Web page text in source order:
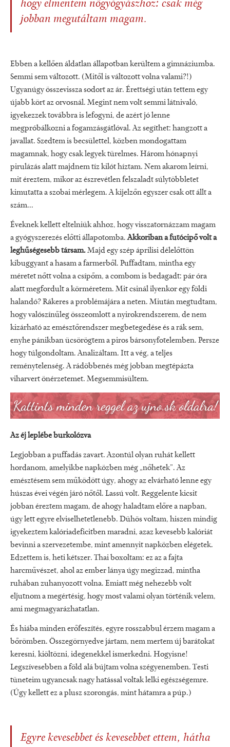
hogy elmentem nőgyógyászhoz: csak még
jobban megutáltam magam.
Ebben a kellően áldatlan állapotban kerültem a gimnáziumba.
Semmi sem változott. (Mitől is változott volna valami?!)
Ugyanúgy összevissza sodort az ár. Érettségi után tettem egy
újabb kört az orvosnál. Megint nem volt semmi látnivaló,
igyekezzek továbbra is lefogyni, de azért jó lenne
megpróbálkozni a fogamzásgátlóval. Az segíthet: hangzott a
javallat. Szedtem is becsülettel, közben mondogattam
magamnak, hogy csak legyek türelmes. Három hónapnyi
pirulázás alatt majdnem tíz kilót híztam. Nem akarom leírni,
mit éreztem, mikor az észrevétlen felszaladt súlytöbbletet
kimutatta a szobai mérlegem. A kijelzőn egyszer csak ott állt a
szám...
Éveknek kellett eltelniük ahhoz, hogy visszatornázzam magam
a gyógyszerezés előtti állapotomba.Akkoriban a futócipő volt a
leghűségesebb társam.Majd egy szép áprilisi délelőttön
kibuggyant a hasam a farmerből. Puffadtam, mintha egy
méretet nőtt volna a csípőm, a combom is bedagadt: pár óra
alatt megfordult a körméretem. Mit csinál ilyenkor egy földi
halandó? Rákeres a problémájára a neten. Miután megtudtam,
hogy valószínűleg összeomlott a nyirokrendszerem, de nem
kizárható az emésztőrendszer megbetegedése és a rák sem,
enyhe pánikban ücsörögtem a piros bársonyfotelemben. Persze
hogy túlgondoltam. Analizáltam. Itt a vég, a teljes
reménytelenség. A rádöbbenés még jobban megtépázta
viharvert önérzetemet. Megsemmisültem.
Az éj leplébe burkolózva
Legjobban a puffadás zavart. Azontúl olyan ruhát kellett
hordanom, amelyikbe napközben még „nőhetek”. Az
emésztésem sem működött úgy, ahogy az elvárható lenne egy
húszas évei végén járó nőtől. Lassú volt. Reggelente kicsit
jobban éreztem magam, de ahogy haladtam előre a napban,
úgy lett egyre elviselhetetlenebb. Dühös voltam, hiszen mindig
igyekeztem kalóriadeficitben maradni, azaz kevesebb kalóriát
bevinni a szervezetembe, mint amennyit napközben elégetek.
Edzettem is, heti kétszer. Thai boxoltam: ez az a fajta
harcművészet, ahol az ember lánya úgy megizzad, mintha
ruhában zuhanyozott volna. Emiatt még nehezebb volt
eljutnom a megértésig, hogy most valami olyan történik velem,
ami megmagyarázhatatlan.
És hiába minden erőfeszítés, egyre rosszabbul érzem magam a
bőrömben. Összegörnyedve jártam, nem mertem új barátokat
keresni, kiöltözni, idegenekkel ismerkedni. Hogyisne!
Legszívesebben a föld alá bújtam volna szégyenemben. Testi
tüneteim ugyancsak nagy hatással voltak lelki egészségemre.
(Úgy kellett ez a plusz szorongás, mint hátamra a púp.)
Egyre kevesebbet és kevesebbet ettem, hátha